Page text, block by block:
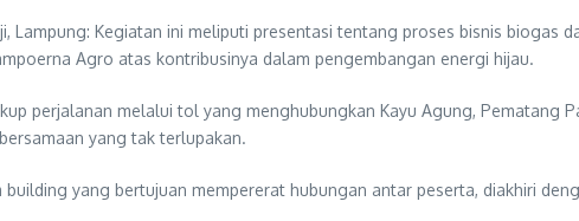
Lampung: Kegiatan ini meliputi presentasi tentang proses bisnis biogas
Agro atas kontribusinya dalam pengembangan energi hijau.
perjalanan melalui tol yang menghubungkan Kayu Agung, Pematang
yang tak terlupakan.
yang bertujuan mempererat hubungan antar peserta, diakhiri